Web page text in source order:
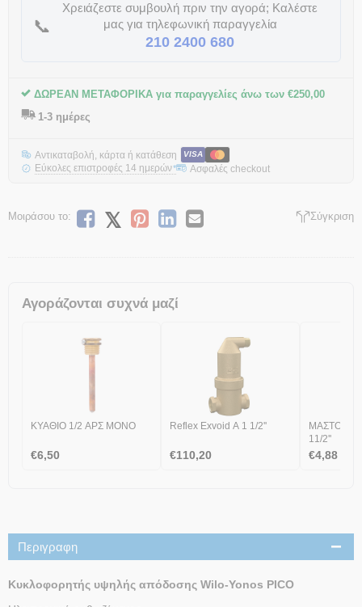
📞
Χρειάζεστε συμβουλή πριν την αγορά; Καλέστε
μας για τηλεφωνική παραγγελία
210 2400 680
ΔΩΡΕΑΝ ΜΕΤΑΦΟΡΙΚΑ για παραγγελίες άνω των €250,00
1-3 ημέρες
Αντικαταβολή, κάρτα ή κατάθεση VISA
Εύκολες επιστροφές 14 ημερών* Ασφαλές checkout
Μοιράσου το: Σύγκριση
Αγοράζονται συχνά μαζί
ΚΥΑΘΙΟ 1/2 ΑΡΣ ΜΟΝΟ
€6,50
Reflex Exvoid A 1 1/2''
€110,20
ΜΑΣΤΟΣ
11/2''
€4,88
Περιγραφη
Κυκλοφορητής υψηλής απόδοσης Wilo-Yonos PICO